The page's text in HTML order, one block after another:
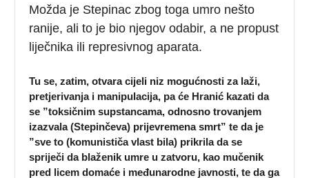
Možda je Stepinac zbog toga umro nešto
ranije, ali to je bio njegov odabir, a ne propust
liječnika ili represivnog aparata.
Tu se, zatim, otvara cijeli niz mogućnosti za laži,
pretjerivanja i manipulacija, pa će Hranić kazati da
se ”toksičnim supstancama, odnosno trovanjem
izazvala (Stepinčeva) prijevremena smrt” te da je
”sve to (komunističa vlast bila) prikrila da se
spriječi da blaženik umre u zatvoru, kao mučenik
pred licem domaće i međunarodne javnosti, te da ga